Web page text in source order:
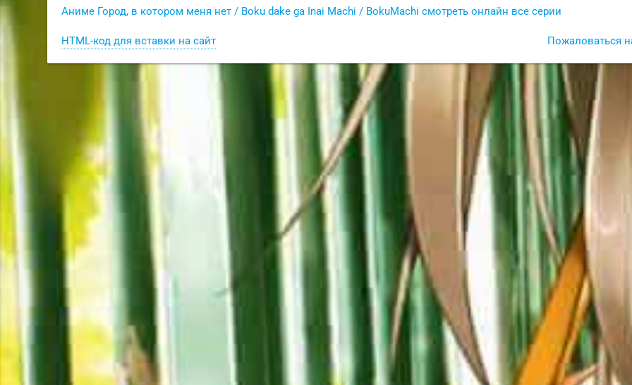
Аниме Город, в котором меня нет / Boku dake ga Inai Machi / BokuMachi смотреть онлайн все серии
Пожаловаться
HTML-код для вставки на сайт